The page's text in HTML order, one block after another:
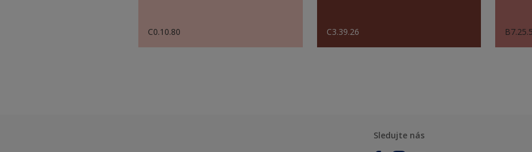
C0.10.80 C3.39.26
Sledujte nás